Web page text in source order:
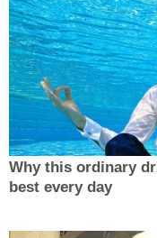
Why this ordinary
best every day